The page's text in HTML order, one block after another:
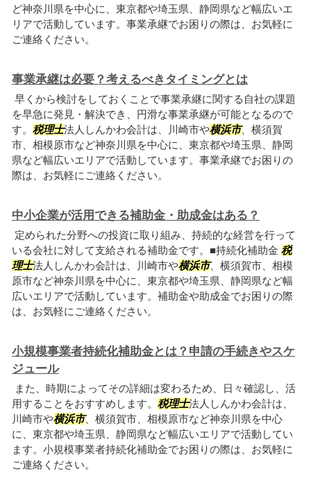
ど神奈川県を中心に、東京都や埼玉県、静岡県など幅広いエ
リアで活動しています。事業承継でお困りの際は、お気軽に
ご連絡ください。
事業承継は必要？考えるべきタイミングとは
早くから検討をしておくことで事業承継に関する自社の課題
を早急に発見・解決でき、円滑な事業承継が可能となるので
す。 税理士法人しんかわ会計は、川崎市や横浜市、横須賀
市、相模原市など神奈川県を中心に、東京都や埼玉県、静岡
県など幅広いエリアで活動しています。事業承継でお困りの
際は、お気軽にご連絡ください。
中小企業が活用できる補助金・助成金はある？
定められた分野への投資に取り組み、持続的な経営を行って
いる会社に対して支給される補助金です。■持続化補助金 税
理士法人しんかわ会計は、川崎市や横浜市、横須賀市、相模
原市など神奈川県を中心に、東京都や埼玉県、静岡県など幅
広いエリアで活動しています。補助金や助成金でお困りの際
は、お気軽にご連絡ください。
小規模事業者持続化補助金とは？申請の手続きやスケ
ジュール
また、時期によってその詳細は変わるため、日々確認し、活
用することをおすすめします。 税理士法人しんかわ会計は、
川崎市や横浜市、横須賀市、相模原市など神奈川県を中心
に、東京都や埼玉県、静岡県など幅広いエリアで活動してい
ます。小規模事業者持続化補助金でお困りの際は、お気軽に
ご連絡ください。